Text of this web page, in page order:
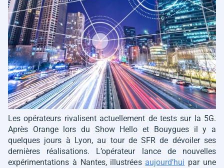
Les opérateurs rivalisent actuellement de tests sur la 5G.
Après Orange lors du Show Hello et Bouygues il y a
quelques jours à Lyon, au tour de SFR de dévoiler ses
dernières réalisations. L’opérateur lance de nouvelles
expérimentations à Nantes, illustrées aujourd’hui par une